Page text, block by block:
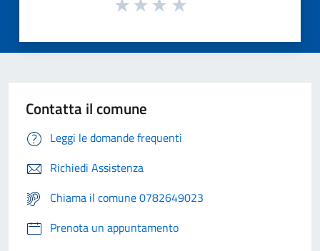
Contatta il comune
Leggi le domande frequenti
Richiedi Assistenza
Chiama il comune 0782649023
Prenota un appuntamento